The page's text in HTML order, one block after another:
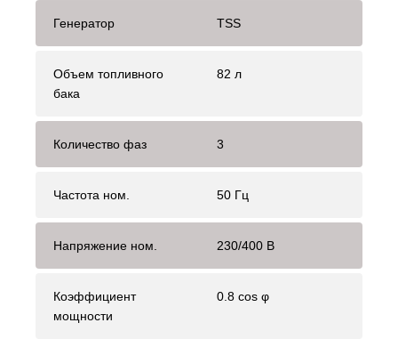
Генератор TSS
Объем топливного
бака
82 л
Количество фаз 3
Частота ном. 50 Гц
Напряжение ном. 230/400 В
Коэффициент
мощности
0.8 cos φ